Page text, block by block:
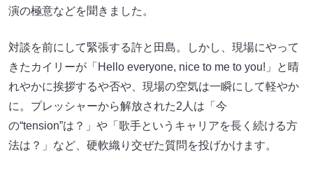
演の極意などを聞きました。
対談を前にして緊張する許と田島。しかし、現場にやって
きたカイリーが「Hello everyone, nice to me to you!」と晴
れやかに挨拶するや否や、現場の空気は一瞬にして軽やか
に。プレッシャーから解放された2人は「今
の“tension”は？」や「歌手というキャリアを長く続ける方
法は？」など、硬軟織り交ぜた質問を投げかけます。